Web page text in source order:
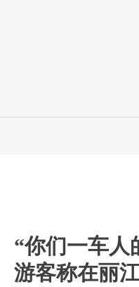
“你们一车人
游客称在丽